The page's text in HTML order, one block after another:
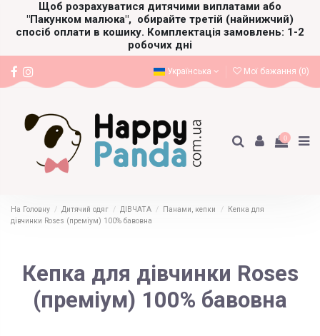
Щоб розрахуватися дитячими виплатами або
"Пакунком малюка", обирайте третій (найнижчий)
спосіб оплати в кошику. Комплектація замовлень: 1-2
робочих дні
Українська Мої бажання (0)
0
На Головну Дитячий одяг ДІВЧАТА Панами, кепки
Кепка для
дівчинки Roses (преміум) 100% бавовна
Кепка для дівчинки Roses
(преміум) 100% бавовна